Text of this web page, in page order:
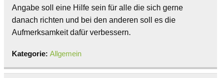
Angabe soll eine Hilfe sein für alle die sich gerne
danach richten und bei den anderen soll es die
Aufmerksamkeit dafür verbessern.
Kategorie: Allgemein